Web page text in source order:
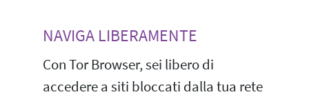
NAVIGA LIBERAMENTE
Con Tor Browser, sei libero di
accedere a siti bloccati dalla tua rete